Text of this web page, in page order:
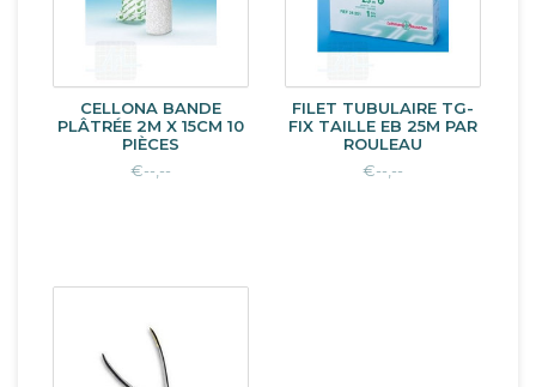
CELLONA BANDE
PLÂTRÉE 2M X 15CM 10
PIÈCES
€--,--
FILET TUBULAIRE TG-
FIX TAILLE EB 25M PAR
ROULEAU
€--,--